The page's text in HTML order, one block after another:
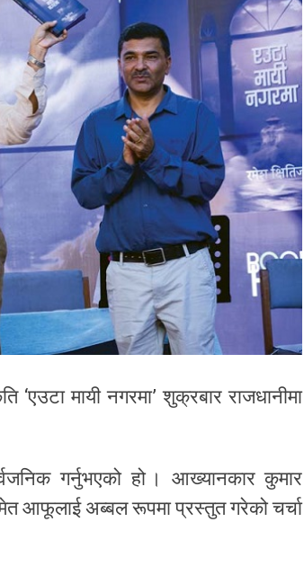
मायी नगरमा’ शुक्रबार राजधानीमा
गर्नुभएको हो । आख्यानकार कुमार
आफूलाई अब्बल रूपमा प्रस्तुत गरेको चर्चा